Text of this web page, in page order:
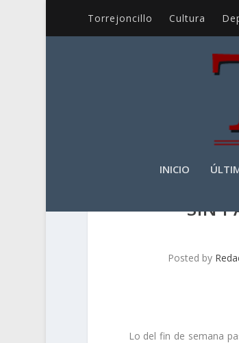
Torrejoncillo Cultura
INICIO
SIN
Posted by
Lo del fin de semana